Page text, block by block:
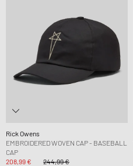
Rick Owens
EMBROIDERED WOVEN CAP - BASEBALL
CAP
208,99 €
244,99 €